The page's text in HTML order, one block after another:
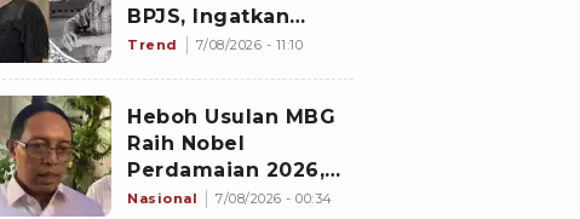
BPJS, Ingatkan
Nakes untuk Jaga
Trend 7/08/2026 - 11:10
Heboh Usulan MBG
Raih Nobel
Perdamaian 2026,
Istana Akhirnya
Nasional 7/08/2026 - 00:34